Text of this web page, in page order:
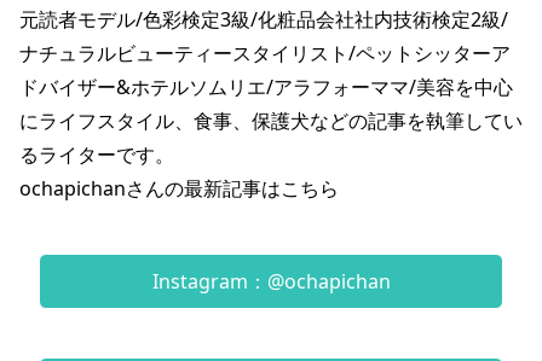
元読者モデル/色彩検定3級/化粧品会社社内技術検定2級/
ナチュラルビューティースタイリスト/ペットシッターア
ドバイザー&ホテルソムリエ/アラフォーママ/美容を中心
にライフスタイル、食事、保護犬などの記事を執筆してい
るライターです。
ochapichanさんの最新記事はこちら
Instagram：@ochapichan